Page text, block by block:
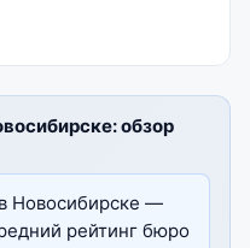
обзор
Новосибирске —
рейтинг бюро